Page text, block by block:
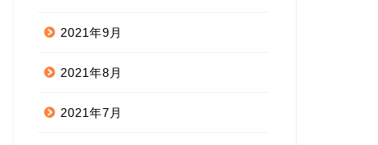
2021年9月
2021年8月
2021年7月